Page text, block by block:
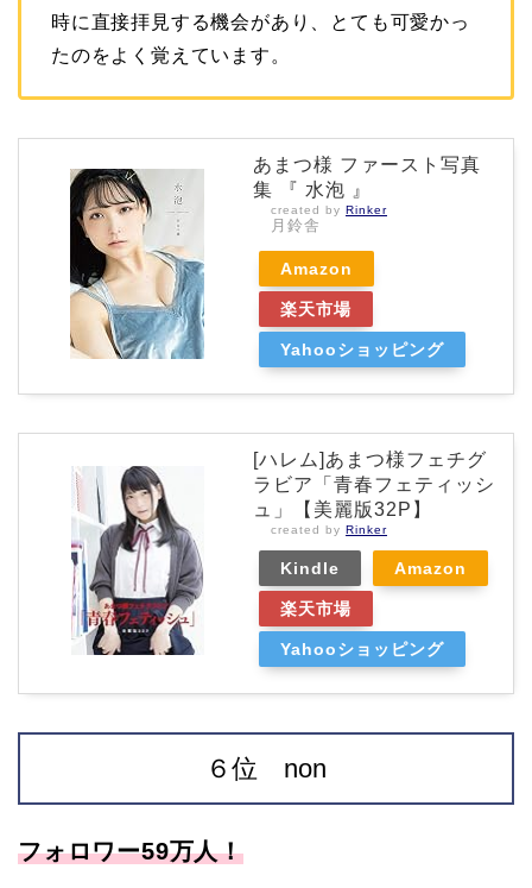
時に直接拝見する機会があり、とても可愛かっ
たのをよく覚えています。
あまつ様 ファースト写真
集 『 水泡 』
created by Rinker
月鈴舎
Amazon
楽天市場
Yahooショッピング
[ハレム]あまつ様フェチグ
ラビア「青春フェティッシ
ュ」【美麗版32P】
created by Rinker
Kindle Amazon
楽天市場
Yahooショッピング
６位 non
フォロワー59万人！